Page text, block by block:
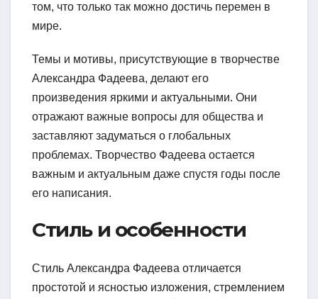
том, что только так можно достичь перемен в
мире.
Темы и мотивы, присутствующие в творчестве
Александра Фадеева, делают его
произведения яркими и актуальными. Они
отражают важные вопросы для общества и
заставляют задуматься о глобальных
проблемах. Творчество Фадеева остается
важным и актуальным даже спустя годы после
его написания.
Стиль и особенности
Стиль Александра Фадеева отличается
простотой и ясностью изложения, стремлением